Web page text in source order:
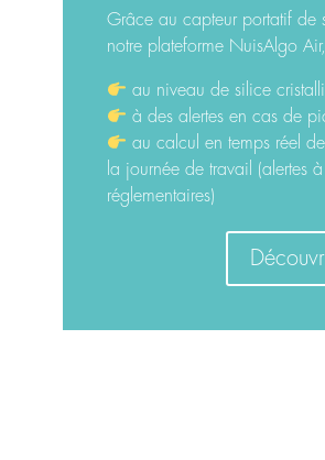
Grâce au capteur portatif de
notre plateforme NuisAlgo
au niveau de silice
à des alertes en cas de
au calcul en temps réel
la journée de travail (alertes
réglementaires)